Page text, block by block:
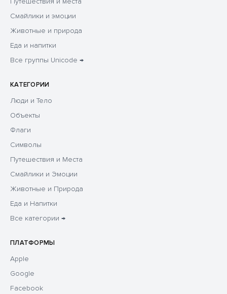
Смайлики и эмоции
Животные и природа
Еда и напитки
Все группы Unicode →
КАТЕГОРИИ
Люди и Тело
Объекты
Флаги
Символы
Путешествия и Места
Смайлики и Эмоции
Животные и Природа
Еда и Напитки
Все категории →
ПЛАТФОРМЫ
Apple
Google
Facebook